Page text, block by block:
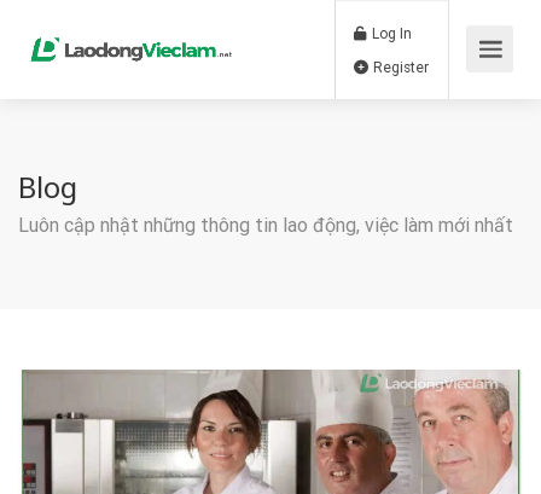
Log In
Blog
Luôn cập nhật những thông tin lao động, việc làm mới nhất